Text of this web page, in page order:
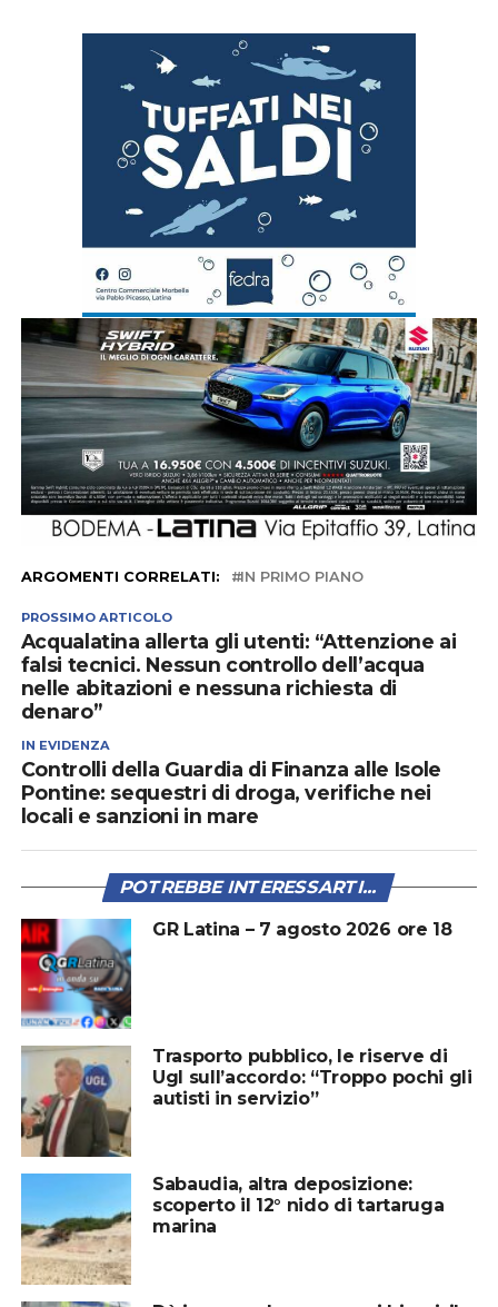
ARGOMENTI CORRELATI: IN PRIMO PIANO
PROSSIMO ARTICOLO
Acqualatina allerta gli utenti: “Attenzione ai
falsi tecnici. Nessun controllo dell’acqua
nelle abitazioni e nessuna richiesta di
denaro”
IN EVIDENZA
Controlli della Guardia di Finanza alle Isole
Pontine: sequestri di droga, verifiche nei
locali e sanzioni in mare
POTREBBE INTERESSARTI...
GR Latina – 7 agosto 2026 ore 18
Trasporto pubblico, le riserve di
Ugl sull’accordo: “Troppo pochi gli
autisti in servizio”
Sabaudia, altra deposizione:
scoperto il 12° nido di tartaruga
marina